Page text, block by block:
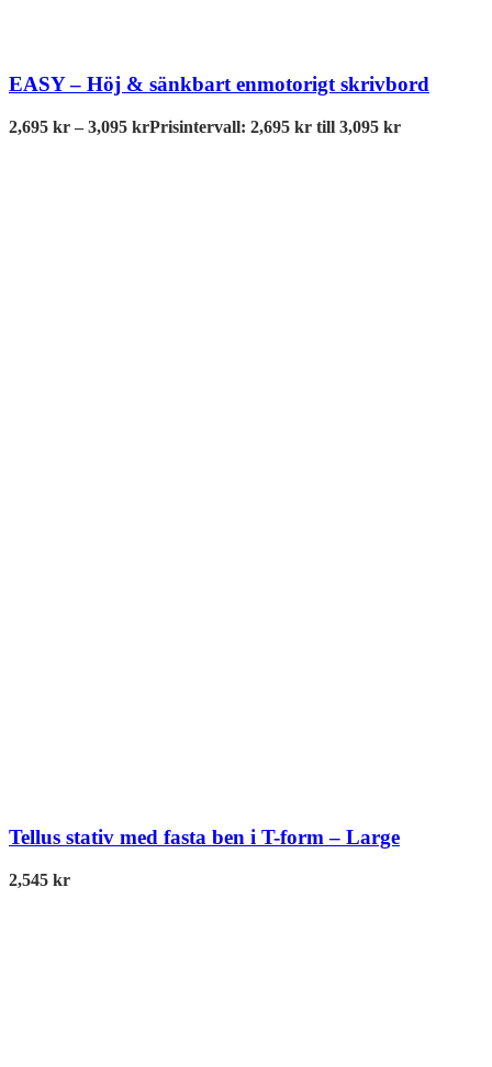
EASY – Höj & sänkbart enmotorigt skrivbord
2,695 kr – 3,095 krPrisintervall: 2,695 kr till 3,095 kr
Tellus stativ med fasta ben i T-form – Large
2,545 kr